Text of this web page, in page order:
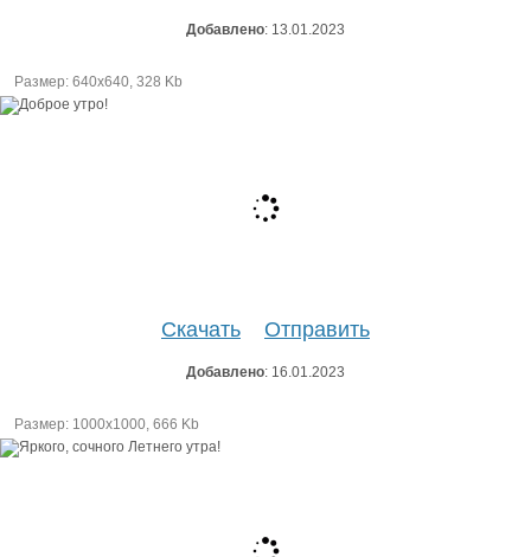
Добавлено: 13.01.2023
Размер: 640х640, 328 Kb
Скачать Отправить
Добавлено: 16.01.2023
Размер: 1000х1000, 666 Kb